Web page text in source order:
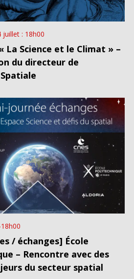
La Science et le Climat » –
du directeur de
juillet : 18h00
/ échanges] École
– Rencontre avec des
du secteur spatial
18h00